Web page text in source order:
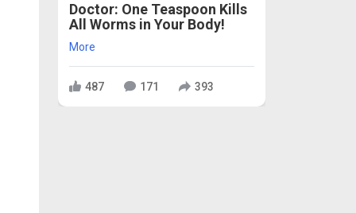
Doctor: One Teaspoon Kills
All Worms in Your Body!
More
487 171 393